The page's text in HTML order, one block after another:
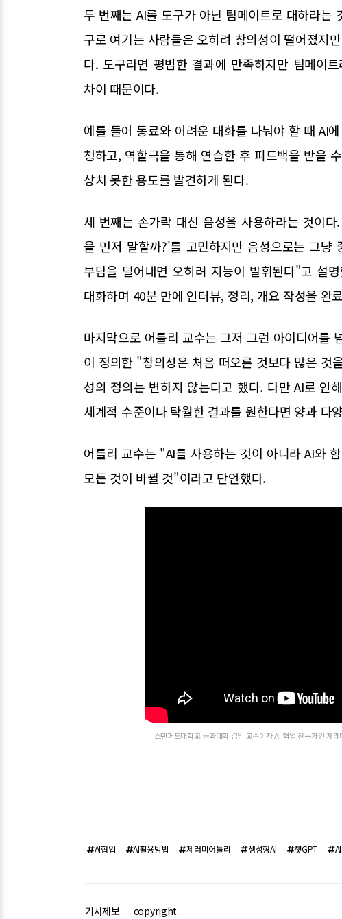
두 번째는 AI를 도구가 아닌 팀메이트로 대하라는
구로 여기는 사람들은 오히려 창의성이 떨어졌지
다. 도구라면 평범한 결과에 만족하지만 팀메이
차이 때문이다.
예를 들어 동료와 어려운 대화를 나눠야 할 때 AI
청하고, 역할극을 통해 연습한 후 피드백을 받을
상치 못한 용도를 발견하게 된다.
세 번째는 손가락 대신 음성을 사용하라는 것이
을 먼저 말할까?'를 고민하지만 음성으로는 그냥
부담을 덜어내면 오히려 지능이 발휘된다"고 설
대화하며 40분 만에 인터뷰, 정리, 개요 작성을 완
마지막으로 어틀리 교수는 그저 그런 아이디어를
이 정의한 "창의성은 처음 떠오른 것보다 많은 것
성의 정의는 변하지 않는다고 했다. 다만 AI로 인
세계적 수준이나 탁월한 결과를 원한다면 양과 다
어틀리 교수는 "AI를 사용하는 것이 아니라 AI와
모든 것이 바뀔 것"이라고 단언했다.
스탠퍼드대학교 공과대학 겸임 교수이자 AI 협업 전문가인 제
AI협업 AI활용방법 제러미어틀리 생성형AI 챗GPT
기사제보 copyright